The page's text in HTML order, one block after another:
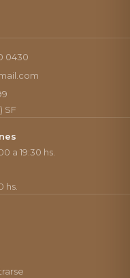
0430
SF
a 19:30 hs.
hs.